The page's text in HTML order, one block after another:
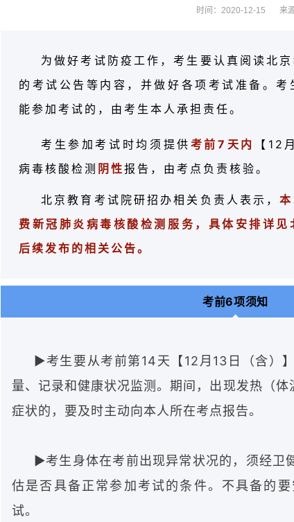
时间：2020-12-15 来
为做好考试防疫工作，考生要认真阅读北
的考试公告等内容，并做好各项考试准备。考
能参加考试的，由考生本人承担责任。
考生参加考试时均须提供 考前7天内
【12
病毒核酸检测 阴性报告，由考点负责核验。
北京教育考试院研招办相关负责人表示，
费新冠肺炎病毒核酸检测服务，具体安排详
后续发布的相关公告。
考前6项须知
▶考生要从考前第14天【12月13日（含）
量、记录和健康状况监测。期间，出现发热（
症状的，要及时主动向本人所在考点报告。
▶考生身体在考前出现异常状况的，须经卫
估是否具备正常参加考试的条件。不具备的
试。